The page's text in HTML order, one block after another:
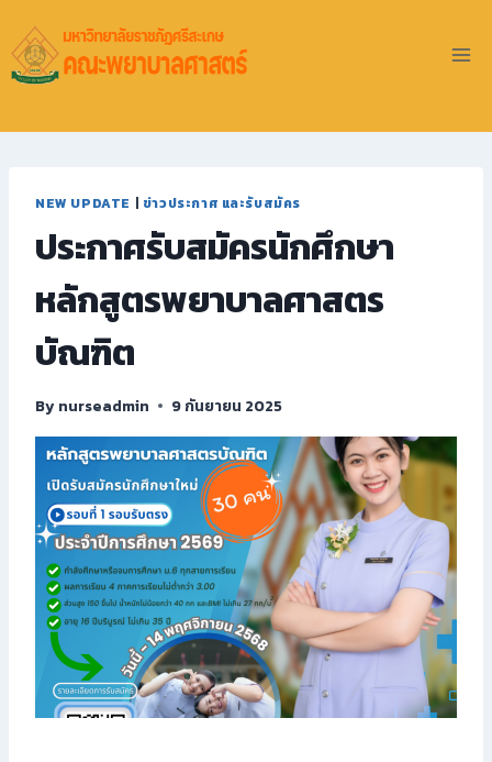
NEW UPDATE | ข่าวประกาศ และรับสมัคร
ประกาศรับสมัครนักศึกษา
หลักสูตรพยาบาลศาสตร
บัณฑิต
By nurseadmin 9 กันยายน 2025